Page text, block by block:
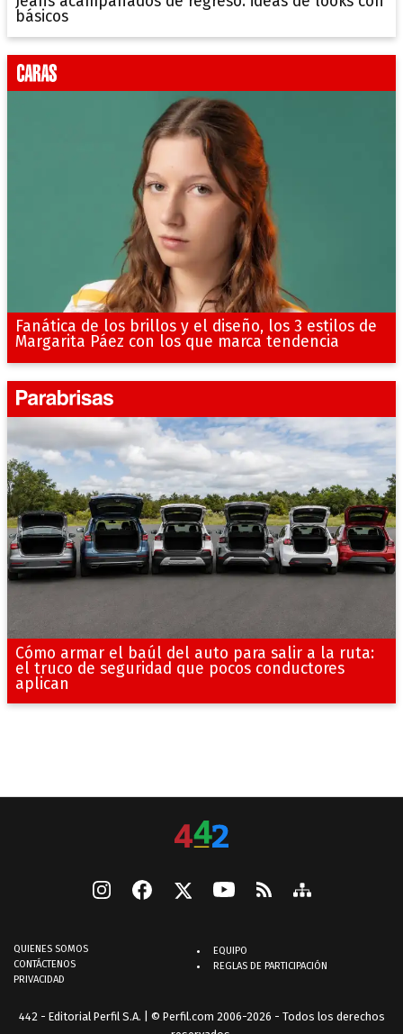
básicos
Fanática de los brillos y el diseño, los 3 estilos de
Margarita Páez con los que marca tendencia
Cómo armar el baúl del auto para salir a la ruta:
el truco de seguridad que pocos conductores
aplican
QUIENES SOMOS
CONTÁCTENOS
PRIVACIDAD
EQUIPO
REGLAS DE PARTICIPACIÓN
442 - Editorial Perfil S.A. | © Perfil.com 2006-2026 - Todos los derechos